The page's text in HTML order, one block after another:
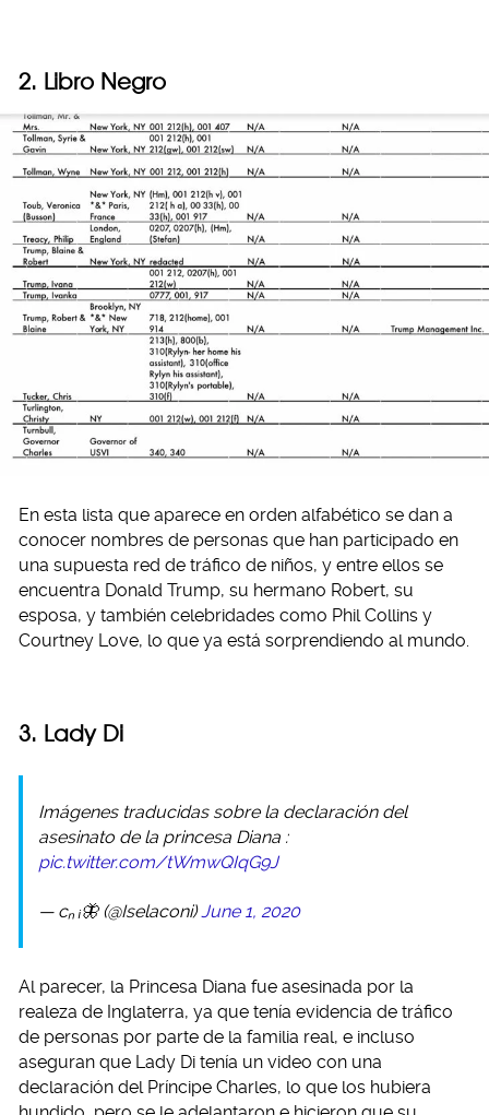
2. Libro Negro
En esta lista que aparece en orden alfabético se dan a
conocer nombres de personas que han participado en
una supuesta red de tráfico de niños, y entre ellos se
encuentra Donald Trump, su hermano Robert, su
esposa, y también celebridades como Phil Collins y
Courtney Love, lo que ya está sorprendiendo al mundo.
3. Lady Di
Imágenes traducidas sobre la declaración del
asesinato de la princesa Diana :
pic.twitter.com/tWmwQIqG9J
— cₙ ᵢ🦋 (@Iselaconi)June 1, 2020
Al parecer, la Princesa Diana fue asesinada por la
realeza de Inglaterra, ya que tenía evidencia de tráfico
de personas por parte de la familia real, e incluso
aseguran que Lady Di tenía un video con una
declaración del Príncipe Charles, lo que los hubiera